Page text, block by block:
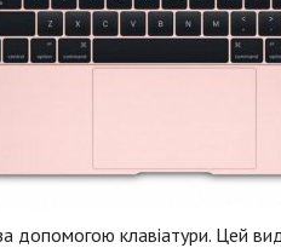
допомогою клавіатури. Цей